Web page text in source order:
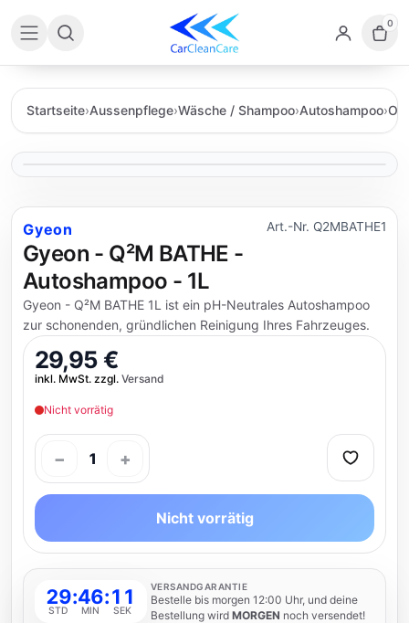
0
Startseite›Aussenpflege›Wäsche / Shampoo›Autoshampoo›
Gyeon Art.-Nr. Q2MBATHE1
Gyeon - Q²M BATHE -
Autoshampoo - 1L
Gyeon - Q²M BATHE 1L ist ein pH-Neutrales Autoshampoo
zur schonenden, gründlichen Reinigung Ihres Fahrzeuges.
29,95 €
inkl. MwSt. zzgl. Versand
Nicht vorrätig
− 1 +
Nicht vorrätig
29
STD
:46
MIN
:11
SEK
VERSANDGARANTIE
Bestelle bis morgen 12:00 Uhr, und deine
Bestellung wird MORGEN noch versendet!